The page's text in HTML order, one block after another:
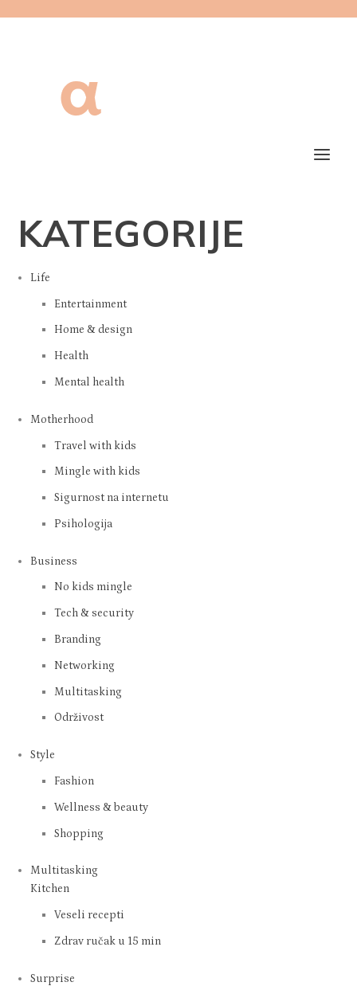
KATEGORIJE
Life
Entertainment
Home & design
Health
Mental health
Motherhood
Travel with kids
Mingle with kids
Sigurnost na internetu
Psihologija
Business
No kids mingle
Tech & security
Branding
Networking
Multitasking
Održivost
Style
Fashion
Wellness & beauty
Shopping
Multitasking
Kitchen
Veseli recepti
Zdrav ručak u 15 min
Surprise